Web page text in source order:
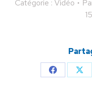
Catégorie : Vidéo
Partager